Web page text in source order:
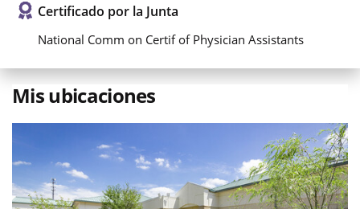
Certificado por la Junta
National Comm on Certif of Physician Assistants
Mis ubicaciones